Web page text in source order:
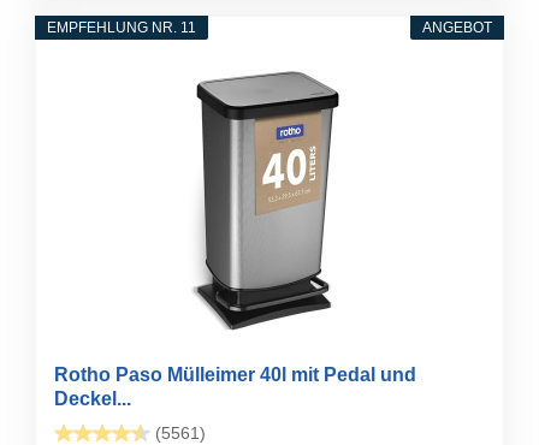
ANGEBOT
EMPFEHLUNG NR. 11
Rotho Paso Mülleimer 40l mit Pedal und
Deckel...
(5561)